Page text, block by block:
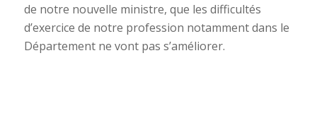
de notre nouvelle ministre, que les difficultés
d’exercice de notre profession notamment dans le
Département ne vont pas s’améliorer.